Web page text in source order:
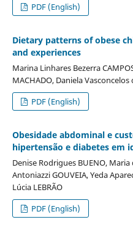
PDF (English)
Dietary patterns of obese
and experiences
Marina Linhares Bezerra
MACHADO, Daniela Vasconcelos
PDF (English)
Obesidade abdominal e
hipertensão e diabetes em
Denise Rodrigues BUENO,
Antoniazzi GOUVEIA, Yeda
Lúcia LEBRÃO
PDF (English)